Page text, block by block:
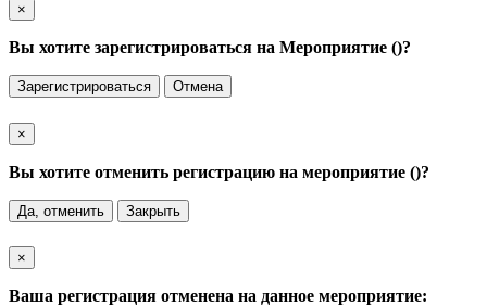
×
Вы хотите зарегистрироваться на Мероприятие ()?
Зарегистрироваться Отмена
×
Вы хотите отменить регистрацию на мероприятие ()?
Да, отменить Закрыть
×
Ваша регистрация отменена на данное мероприятие: